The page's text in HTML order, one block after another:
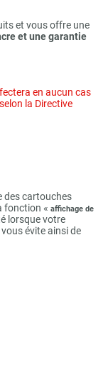
et vous offre une
et une garantie
en aucun cas
la Directive
des cartouches
fonction « affichage de
lorsque votre
évite ainsi de